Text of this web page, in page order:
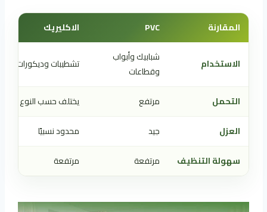
المقارنة PVC الاكليريك
الاستخدام
شبابيك وأبواب
وقطاعات
تشطيبات وديكورات
التحمل مرتفع
يختلف حسب النوع
العزل
جيد
محدود نسبيًا
سهولة التنظيف
مرتفعة مرتفعة